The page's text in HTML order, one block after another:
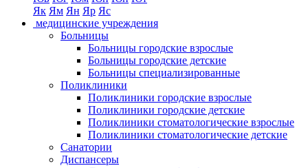
Як Ям Ян Яр Яс
медицинские учреждения
Больницы
Больницы городские взрослые
Больницы городские детские
Больницы специализированные
Поликлиники
Поликлиники городские взрослые
Поликлиники городские детские
Поликлиники стоматологические взрослые
Поликлиники стоматологические детские
Санатории
Диспансеры